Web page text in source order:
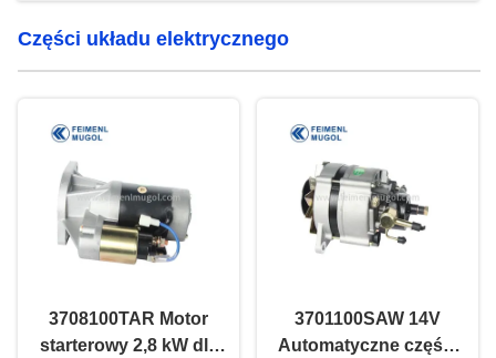
Części układu elektrycznego
3708100TAR Motor
starterowy 2,8 kW dla
3701100SAW 14V
Automatyczne części